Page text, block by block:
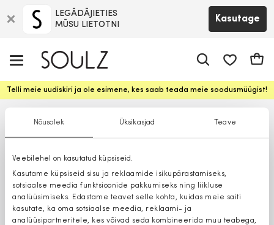
Nõusolek Üksikasjad Teave
Veebilehel on kasutatud küpsiseid.
Kasutame küpsiseid sisu ja reklaamide isikupärastamiseks,
sotsiaalse meedia funktsioonide pakkumiseks ning liikluse
analüüsimiseks. Edastame teavet selle kohta, kuidas meie saiti
kasutate, ka oma sotsiaalse meedia, reklaami- ja
analüüsipartneritele, kes võivad seda kombineerida muu teabega,
LEGĀDĀJIETIES
MŪSU LIETOTNI
Kasutage
Telli meie uudiskiri ja ole esimene, kes saab teada meie soodusmüügist!